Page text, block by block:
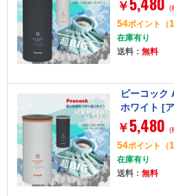
￥ (
54ポイント （1
在庫有り
送料： 無料
ピーコック
ホワイト [
うタイプ]
￥ 5,480 (
54ポイント （1
在庫有り
送料： 無料